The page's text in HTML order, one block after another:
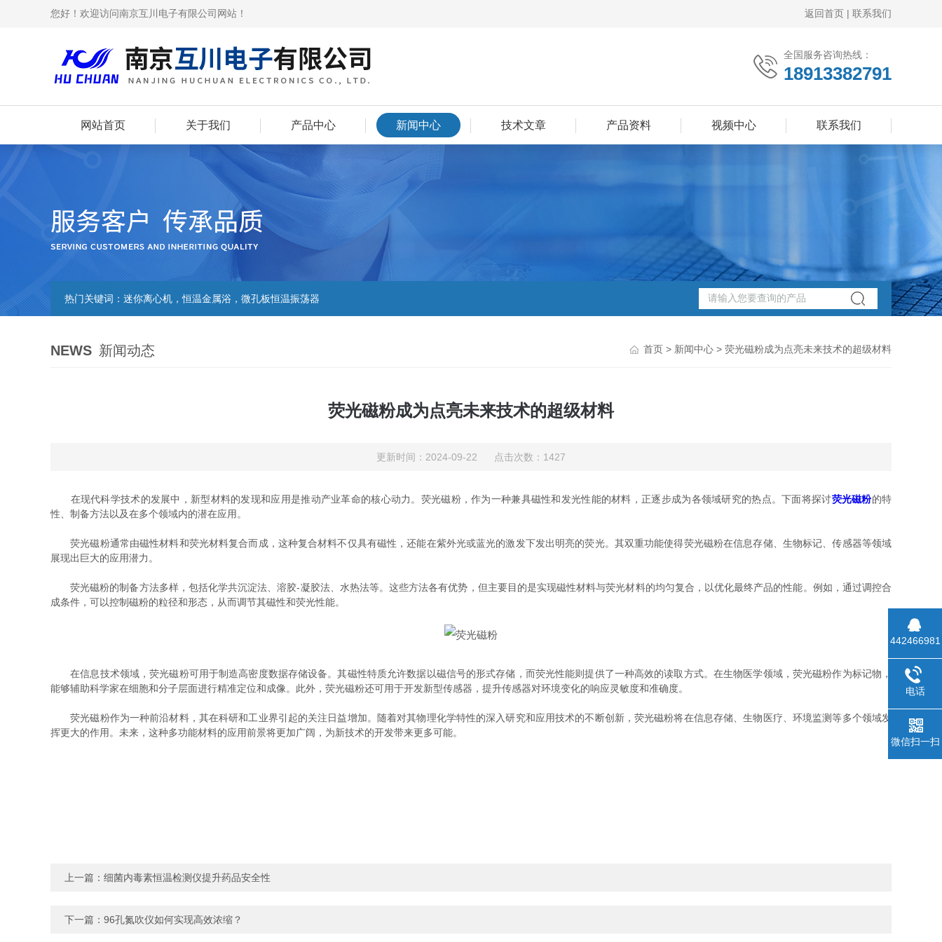
您好！欢迎访问南京互川电子有限公司网站！ 返回首页 | 联系我们
全国服务咨询热线：
18913382791
网站首页 关于我们 产品中心 新闻中心 技术文章 产品资料 视频中心 联系我们
热门关键词： 迷你离心机，恒温金属浴，微孔板恒温振荡器
NEWS 新闻动态 首页 > 新闻中心 > 荧光磁粉成为点亮未来技术的超级材料
荧光磁粉成为点亮未来技术的超级材料
更新时间：2024-09-22 点击次数：1427
在现代科学技术的发展中，新型材料的发现和应用是推动产业革命的核心动力。荧光磁粉，作为一种兼具磁性和发光性能的材料，正逐步成为各领域研究的热点。下面将探讨荧光磁粉的特
性、制备方法以及在多个领域内的潜在应用。
荧光磁粉通常由磁性材料和荧光材料复合而成，这种复合材料不仅具有磁性，还能在紫外光或蓝光的激发下发出明亮的荧光。其双重功能使得荧光磁粉在信息存储、生物标记、传感器等领域
展现出巨大的应用潜力。
荧光磁粉的制备方法多样，包括化学共沉淀法、溶胶-凝胶法、水热法等。这些方法各有优势，但主要目的是实现磁性材料与荧光材料的均匀复合，以优化最终产品的性能。例如，通过调控合
成条件，可以控制磁粉的粒径和形态，从而调节其磁性和荧光性能。
在信息技术领域，荧光磁粉可用于制造高密度数据存储设备。其磁性特质允许数据以磁信号的形式存储，而荧光性能则提供了一种高效的读取方式。在生物医学领域，荧光磁粉作为标记物，
能够辅助科学家在细胞和分子层面进行精准定位和成像。此外，荧光磁粉还可用于开发新型传感器，提升传感器对环境变化的响应灵敏度和准确度。
荧光磁粉作为一种前沿材料，其在科研和工业界引起的关注日益增加。随着对其物理化学特性的深入研究和应用技术的不断创新，荧光磁粉将在信息存储、生物医疗、环境监测等多个领域发
挥更大的作用。未来，这种多功能材料的应用前景将更加广阔，为新技术的开发带来更多可能。
上一篇： 细菌内毒素恒温检测仪提升药品安全性
下一篇： 96孔氮吹仪如何实现高效浓缩？
442466981
电话
微信扫一扫